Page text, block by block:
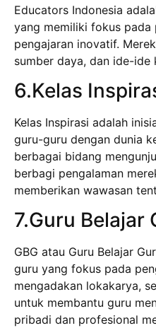
Educators Indonesia
yang memiliki fokus pada
pengajaran inovatif.
sumber daya, dan ide-
6.Kelas
Kelas Inspirasi adalah
guru-guru dengan dunia
berbagai bidang
berbagi pengalaman
memberikan wawasan
7.Guru Belajar
GBG atau Guru Belajar
guru yang fokus pada
mengadakan lokakarya,
untuk membantu guru
pribadi dan profesional